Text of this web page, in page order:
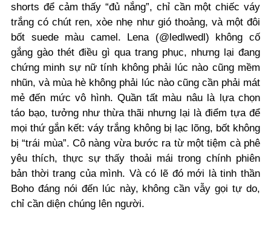
shorts để cảm thấy “đủ nắng”, chỉ cần một chiếc váy
trắng có chút ren, xòe nhẹ như gió thoảng, và một đôi
bốt suede màu camel. Lena (@ledlwedl) không cố
gắng gào thét điều gì qua trang phục, nhưng lại đang
chứng minh sự nữ tính không phải lúc nào cũng mềm
nhũn, và mùa hè không phải lúc nào cũng cần phải mát
mẻ đến mức vô hình. Quần tất màu nâu là lựa chọn
táo bạo, tưởng như thừa thãi nhưng lại là điểm tựa để
mọi thứ gắn kết: váy trắng không bị lạc lõng, bốt không
bị “trái mùa”. Cô nàng vừa bước ra từ một tiệm cà phê
yêu thích, thực sự thấy thoải mái trong chính phiên
bản thời trang của mình. Và có lẽ đó mới là tinh thần
Boho đáng nói đến lúc này, không cần vẫy gọi tự do,
chỉ cần diện chúng lên người.